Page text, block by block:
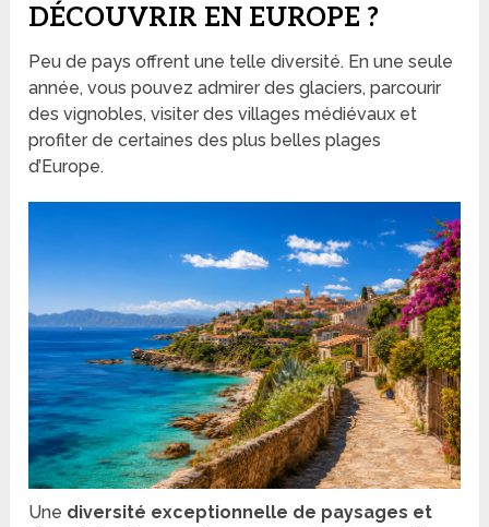
DÉCOUVRIR EN EUROPE ?
Peu de pays offrent une telle diversité. En une seule
année, vous pouvez admirer des glaciers, parcourir
des vignobles, visiter des villages médiévaux et
profiter de certaines des plus belles plages
d’Europe.
Une diversité exceptionnelle de paysages et